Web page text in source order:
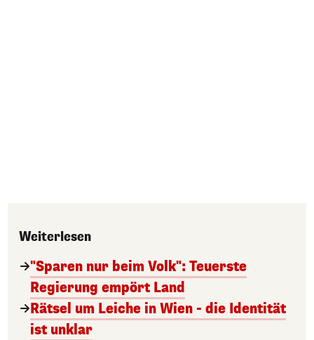
Weiterlesen
"Sparen nur beim Volk": Teuerste
Regierung empört Land
Rätsel um Leiche in Wien - die Identität
ist unklar